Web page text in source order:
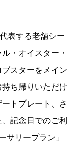
公告 IRカレンダー
免責事項
表する老舗シー
・オイスター・
スターをメイン
ち帰りいただけ
トプレート、さ
記念日でのご利
サリープラン」